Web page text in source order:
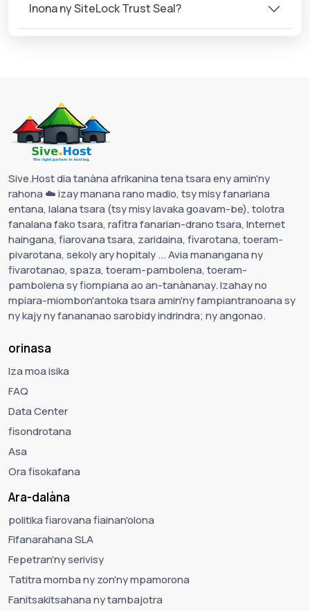
Inona ny SiteLock Trust Seal?
Sive.Host dia tanàna afrikanina tena tsara eny amin'ny
rahona ☁️ izay manana rano madio, tsy misy fanariana
entana, lalana tsara (tsy misy lavaka goavam-be), tolotra
fanalana fako tsara, rafitra fanarian-drano tsara, Internet
haingana, fiarovana tsara, zaridaina, fivarotana, toeram-
pivarotana, sekoly ary hopitaly ... Avia manangana ny
fivarotanao, spaza, toeram-pambolena, toeram-
pambolena sy fiompiana ao an-tanànanay. Izahay no
mpiara-miombon'antoka tsara amin'ny fampiantranoana sy
ny kajy ny fanananao sarobidy indrindra; ny angonao.
orinasa
Iza moa isika
FAQ
Data Center
fisondrotana
Asa
Ora fisokafana
Ara-dalàna
politika fiarovana fiainan'olona
Fifanarahana SLA
Fepetran'ny serivisy
Tatitra momba ny zon'ny mpamorona
Fanitsakitsahana ny tambajotra